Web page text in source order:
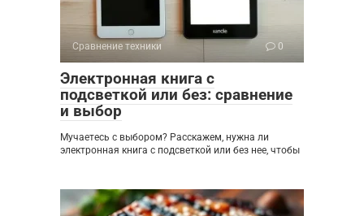
Сравнение техники 0
Электронная книга с
подсветкой или без: сравнение
и выбор
Мучаетесь с выбором? Расскажем, нужна ли
электронная книга с подсветкой или без нее, чтобы